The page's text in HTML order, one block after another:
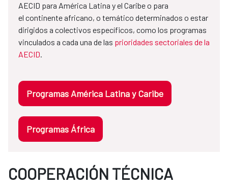
AECID para América Latina y el Caribe o para
el continente africano, o temático determinados o estar
dirigidos a colectivos específicos, como los programas
vinculados a cada una de las prioridades sectoriales de la
AECID.
Programas América Latina y Caribe
Programas África
COOPERACIÓN TÉCNICA